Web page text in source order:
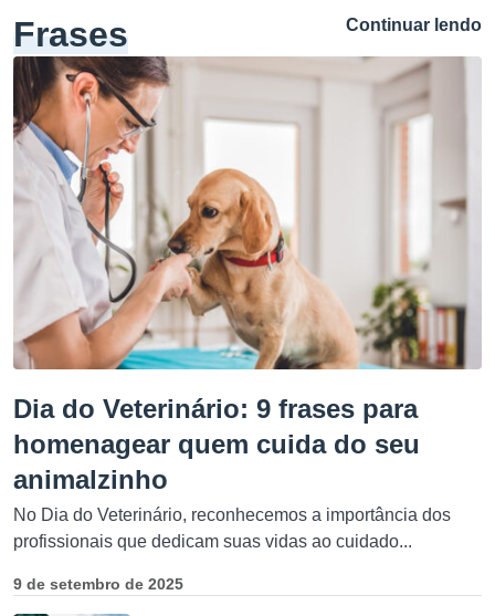
Frases Continuar lendo
Dia do Veterinário: 9 frases para
homenagear quem cuida do seu
animalzinho
No Dia do Veterinário, reconhecemos a importância dos
profissionais que dedicam suas vidas ao cuidado...
9 de setembro de 2025